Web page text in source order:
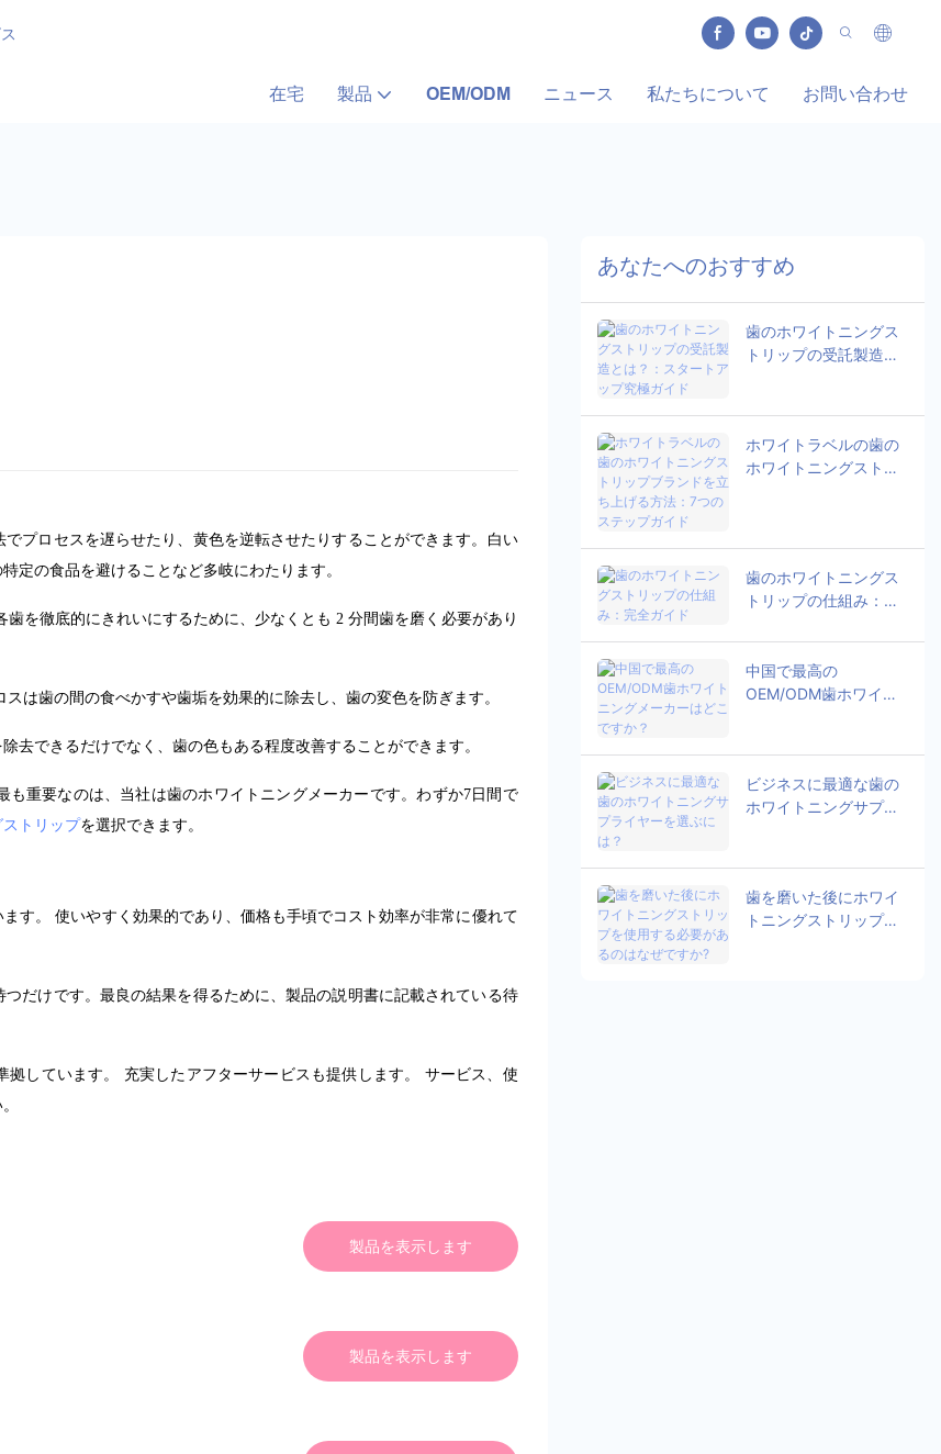
在宅 製品 OEM/ODM ニュース 私たちについて お問い合わせ
プロセスを遅らせたり、黄色を逆転させたりすることができます。白い
定の食品を避けることなど多岐にわたります。
を徹底的にきれいにするために、少なくとも 2 分間歯を磨く必要があり
は歯の間の食べかすや歯垢を効果的に除去し、歯の変色を防ぎます。
去できるだけでなく、歯の色もある程度改善することができます。
重要なのは、当社は歯のホワイトニングメーカーです。わずか7日間で
トリップを選択できます。
す。 使いやすく効果的であり、価格も手頃でコスト効率が非常に優れて
だけです。最良の結果を得るために、製品の説明書に記載されている待
しています。 充実したアフターサービスも提供します。 サービス、使
製品を表示します
製品を表示します
あなたへのおすすめ
歯のホワイトニングス
トリップの受託製造と
ホワイトラベルの歯の
ホワイトニングストリ
歯のホワイトニングス
トリップの仕組み：完
中国で最高の
OEM/ODM歯ホワイト
ビジネスに最適な歯の
ホワイトニングサプラ
歯を磨いた後にホワイ
トニングストリップを